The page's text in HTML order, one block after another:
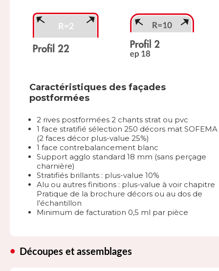
Caractéristiques des façades
postformées
2 rives postformées 2 chants strat ou pvc
1 face stratifié sélection 250 décors mat SOFEMA
(2 faces décor plus-value 25%)
1 face contrebalancement blanc
Support agglo standard 18 mm (sans perçage
charnière)
Stratifiés brillants : plus-value 10%
Alu ou autres finitions : plus-value à voir chapitre
Pratique de la brochure décors ou au dos de
l’échantillon
Minimum de facturation 0,5 ml par pièce
Découpes et assemblages